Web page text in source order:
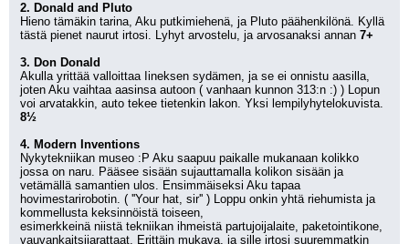
2. Donald and Pluto
Hieno tämäkin tarina, Aku putkimiehenä, ja Pluto päähenkilönä. Kyllä
tästä pienet naurut irtosi. Lyhyt arvostelu, ja arvosanaksi annan 7+
3. Don Donald
Akulla yrittää valloittaa Iineksen sydämen, ja se ei onnistu aasilla,
joten Aku vaihtaa aasinsa autoon ( vanhaan kunnon 313:n :) ) Lopun
8½
4. Modern Inventions
Nykytekniikan museo :P Aku saapuu paikalle mukanaan kolikko
jossa on naru. Pääsee sisään sujauttamalla kolikon sisään ja
vetämällä samantien ulos. Ensimmäiseksi Aku tapaa
hovimestarirobotin. ( ''Your hat, sir'' ) Loppu onkin yhtä riehumista ja
kommellusta keksinnöistä toiseen,
esimerkkeinä niistä tekniikan ihmeistä partujoijalaite, paketointikone,
vauvankaitsijarattaat. Erittäin mukava, ja sille irtosi suuremmatkin